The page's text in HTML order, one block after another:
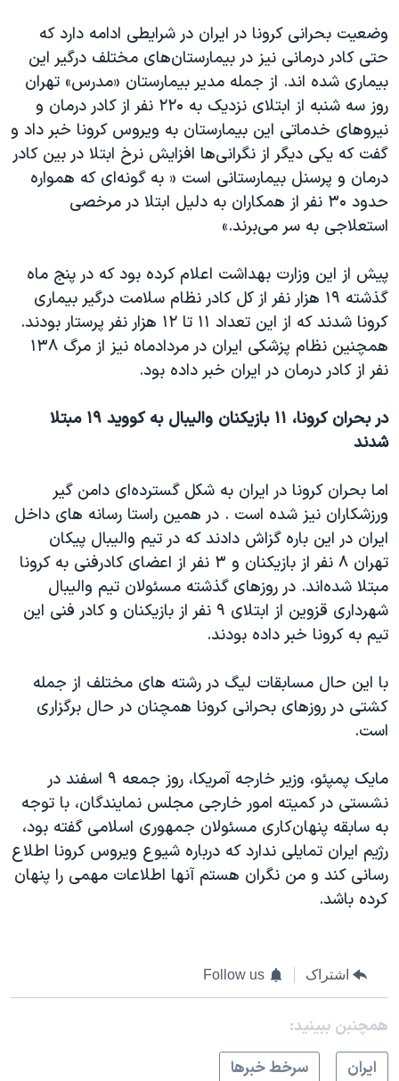
وضعیت بحرانی کرونا در ایران در شرایطی ادامه دارد که
حتی کادر درمانی نیز در بیمارستان‌های مختلف درگیر این
بیماری شده اند. از جمله مدیر بیمارستان «مدرس» تهران
روز سه شنبه از ابتلای نزدیک به ۲۲۰ نفر از کادر درمان و
نیروهای خدماتی این بیمارستان به ویروس کرونا خبر داد و
گفت که یکی دیگر از نگرانی‌ها افزایش نرخ ابتلا در بین کادر
درمان و پرسنل بیمارستانی است « به گونه‌ای که همواره
حدود ۳۰ نفر از همکاران به دلیل ابتلا در مرخصی
استعلاجی به سر می‌برند.»
پیش از این وزارت بهداشت اعلام کرده بود که در پنج ماه
گذشته ۱۹ هزار نفر از کل کادر نظام سلامت درگیر بیماری
کرونا شدند که از این تعداد ۱۱ تا ۱۲ هزار نفر پرستار بودند.
همچنین نظام پزشکی ایران در مردادماه نیز از مرگ ۱۳۸
نفر از کادر درمان در ایران خبر داده بود.
در بحران کرونا، ۱۱ بازیکنان والیبال به کووید ۱۹ مبتلا
شدند
اما بحران کرونا در ایران به شکل گسترده‌ای دامن گیر
ورزشکاران نیز شده است . در همین راستا رسانه های داخل
ایران در این باره گزاش دادند که در تیم والیبال پیکان
تهران ۸ نفر از بازیکنان و ۳ نفر از اعضای کادرفنی به کرونا
مبتلا شده‌اند. در روزهای گذشته مسئولان تیم والیبال
شهرداری قزوین از ابتلای ۹ نفر از بازیکنان و کادر فنی این
تیم به کرونا خبر داده بودند.
با این حال مسابقات لیگ در رشته های مختلف از جمله
کشتی در روزهای بحرانی کرونا همچنان در حال برگزاری
است.
مایک پمپئو، وزیر خارجه آمریکا، روز جمعه ۹ اسفند در
نشستی در کمیته امور خارجی مجلس نمایندگان، با توجه
به سابقه پنهان‌کاری مسئولان جمهوری اسلامی گفته بود،
رژیم ایران تمایلی ندارد که درباره شیوع ویروس کرونا اطلاع
رسانی کند و من نگران هستم آنها اطلاعات مهمی را پنهان
کرده باشد.
اشتراک Follow us
همچنبن ببینید:
ايران
سرخط خبرها